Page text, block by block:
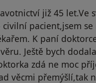
již 45 let.Ve
pacient,jsem se
K paní
Ještě bych
zdá ne moc
věcmi přemýšlí,tak